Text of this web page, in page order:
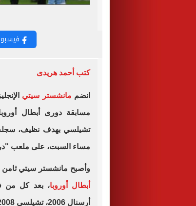
كتب أحمد هريدى
انضم مانشستر سيتي
تشيلسي بهدف نظيف، سجله
مساء السبت، على ملعب
وأصبح مانشستر سيتي ثامن
أبطال أوروبا
أرسنال 2006، تشيلسي 2008، توتنهام 2019 وباريس سان جيرمان 2020.